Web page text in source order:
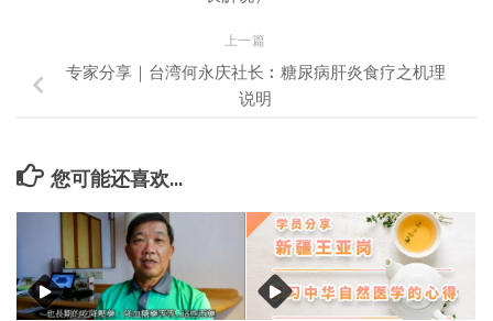
上一篇
专家分享｜台湾何永庆社长︰糖尿病肝炎食疗之机理
说明
您可能还喜欢...